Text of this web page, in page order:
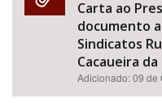
Carta ao
documento
Sindicatos
Cacaueira da
Adicionado:09 de